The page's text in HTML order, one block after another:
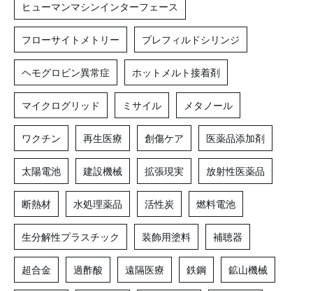
ヒューマンマシンインターフェース
フローサイトメトリー プレフィルドシリンジ
ヘモグロビン異常症 ホットメルト接着剤
マイクログリッド ミサイル メタノール
ワクチン 再生医療 創傷ケア 医薬品添加剤
太陽電池 建設機械 拡張現実 放射性医薬品
断熱材 水処理薬品 活性炭 燃料電池
生分解性プラスチック 装飾用塗料 補聴器
超合金 過酢酸 遠隔医療 鉄鋼 鉱山機械